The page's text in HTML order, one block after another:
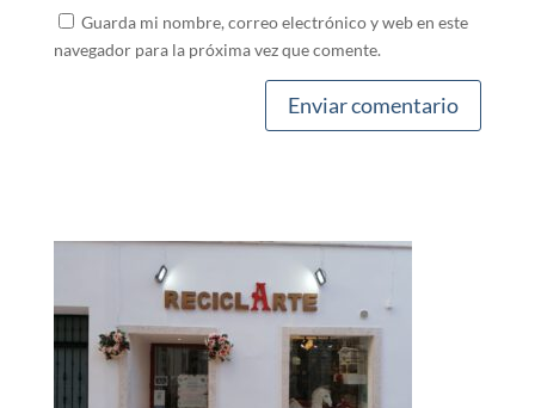
Guarda mi nombre, correo electrónico y web en este
navegador para la próxima vez que comente.